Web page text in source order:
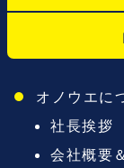
オノウエに
社長挨拶
会社概要